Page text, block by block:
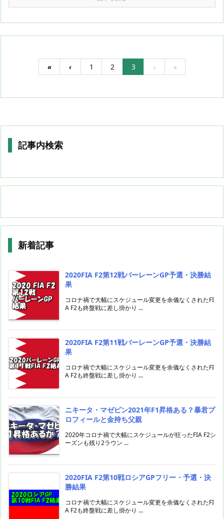
« ‹ 1 2 3 › »
記事内検索
新着記事
2020FIA F2第12戦バーレーンGP予選・決勝結
果
コロナ禍で大幅にスケジュール変更を余儀なくされたFI
A F2も終盤戦に差し掛かり ...
2020FIA F2第11戦バーレーンGP予選・決勝結
果
コロナ禍で大幅にスケジュール変更を余儀なくされたFI
A F2も終盤戦に差し掛かり ...
ニキータ・マゼピン2021年F1昇格ある？暴君プ
ロフィールと金持ち父親
2020年コロナ禍で大幅にスケジュールが狂ったFIA F2シ
ーズンも残り2ラウン ...
2020FIA F2第10戦ロシアGPフリー・予選・決
勝結果
コロナ禍で大幅にスケジュール変更を余儀なくされたFI
A F2も終盤戦に差し掛かり ...